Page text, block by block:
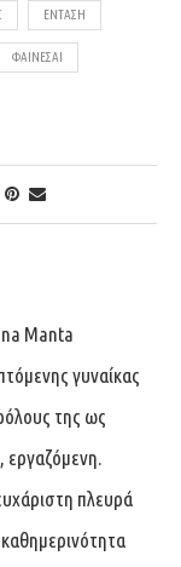
ΈΝΤΑΣΗ
ΦΑΊΝΕΣΑΙ
Manta
γυναίκας
της ως
πλευρά